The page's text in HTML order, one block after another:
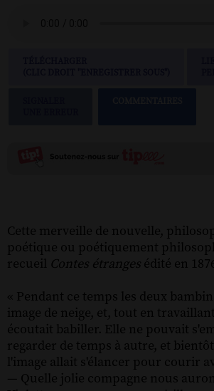
Cette merveille de nouvelle,
poétique ou poétiquement
recueil Contes étranges édité en
« Pendant ce temps les deux
image de neige, et, tout en
écoutait babiller. Elle ne pouvait
regarder de temps à autre, et
l'image allait s'élancer pour courir
— Quelle jolie compagne nous